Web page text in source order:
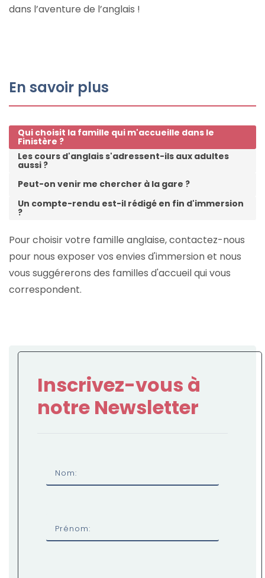
dans l’aventure de l’anglais !
En savoir plus
Qui choisit la famille qui m'accueille dans le
Finistère ?
Les cours d'anglais s'adressent-ils aux adultes
aussi ?
Peut-on venir me chercher à la gare ?
Un compte-rendu est-il rédigé en fin d'immersion
?
Pour choisir votre famille anglaise, contactez-nous
pour nous exposer vos envies d'immersion et nous
vous suggérerons des familles d'accueil qui vous
correspondent.
Inscrivez-vous à
notre Newsletter
Nom:
Prénom: